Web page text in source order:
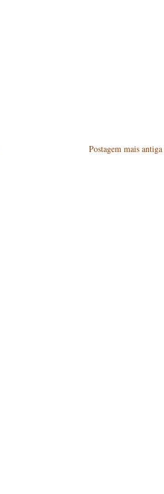
Postagem mais antiga